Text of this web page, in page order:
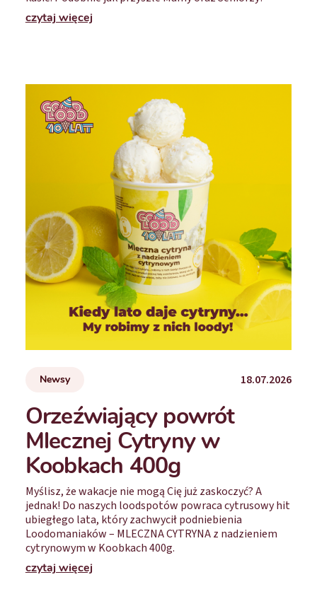
czytaj więcej
Newsy 18.07.2026
Orzeźwiający powrót
Mlecznej Cytryny w
Koobkach 400g
Myślisz, że wakacje nie mogą Cię już zaskoczyć? A
jednak! Do naszych loodspotów powraca cytrusowy hit
ubiegłego lata, który zachwycił podniebienia
Loodomaniaków – MLECZNA CYTRYNA z nadzieniem
cytrynowym w Koobkach 400g.
czytaj więcej